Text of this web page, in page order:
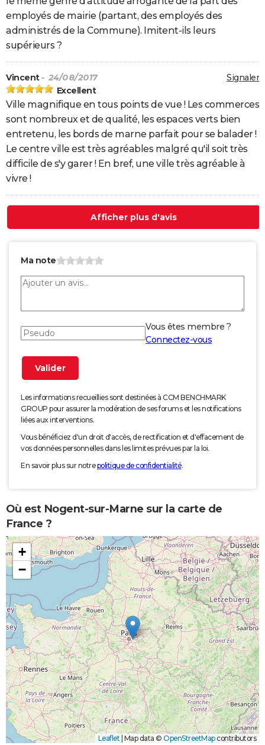
employés de mairie (partant, des employés des
administrés de la Commune). Imitent-ils leurs
supérieurs ?
Signaler
Vincent- 24/08/2017
Excellent
Ville magnifique en tous points de vue ! Les commerces
sont nombreux et de qualité, les espaces verts bien
entretenu, les bords de marne parfait pour se balader !
Le centre ville est très agréables malgré qu'il soit très
difficile de s'y garer ! En bref, une ville très agréable à
vivre !
Afficher plus d'avis
Ma note
Vous êtes membre ?
Connectez-vous
Les informations recueillies sont destinées à CCM BENCHMARK
GROUP pour assurer la modération de ses forums et les notifications
liées aux interventions.
Vous bénéficiez d'un droit d'accès, de rectification et d'effacement de
vos données personnelles dans les limites prévues par la loi.
En savoir plus sur notrepolitique de confidentialité.
Où est Nogent-sur-Marne sur la carte de
France ?
+
−
Leaflet Map data © OpenStreetMapcontributors